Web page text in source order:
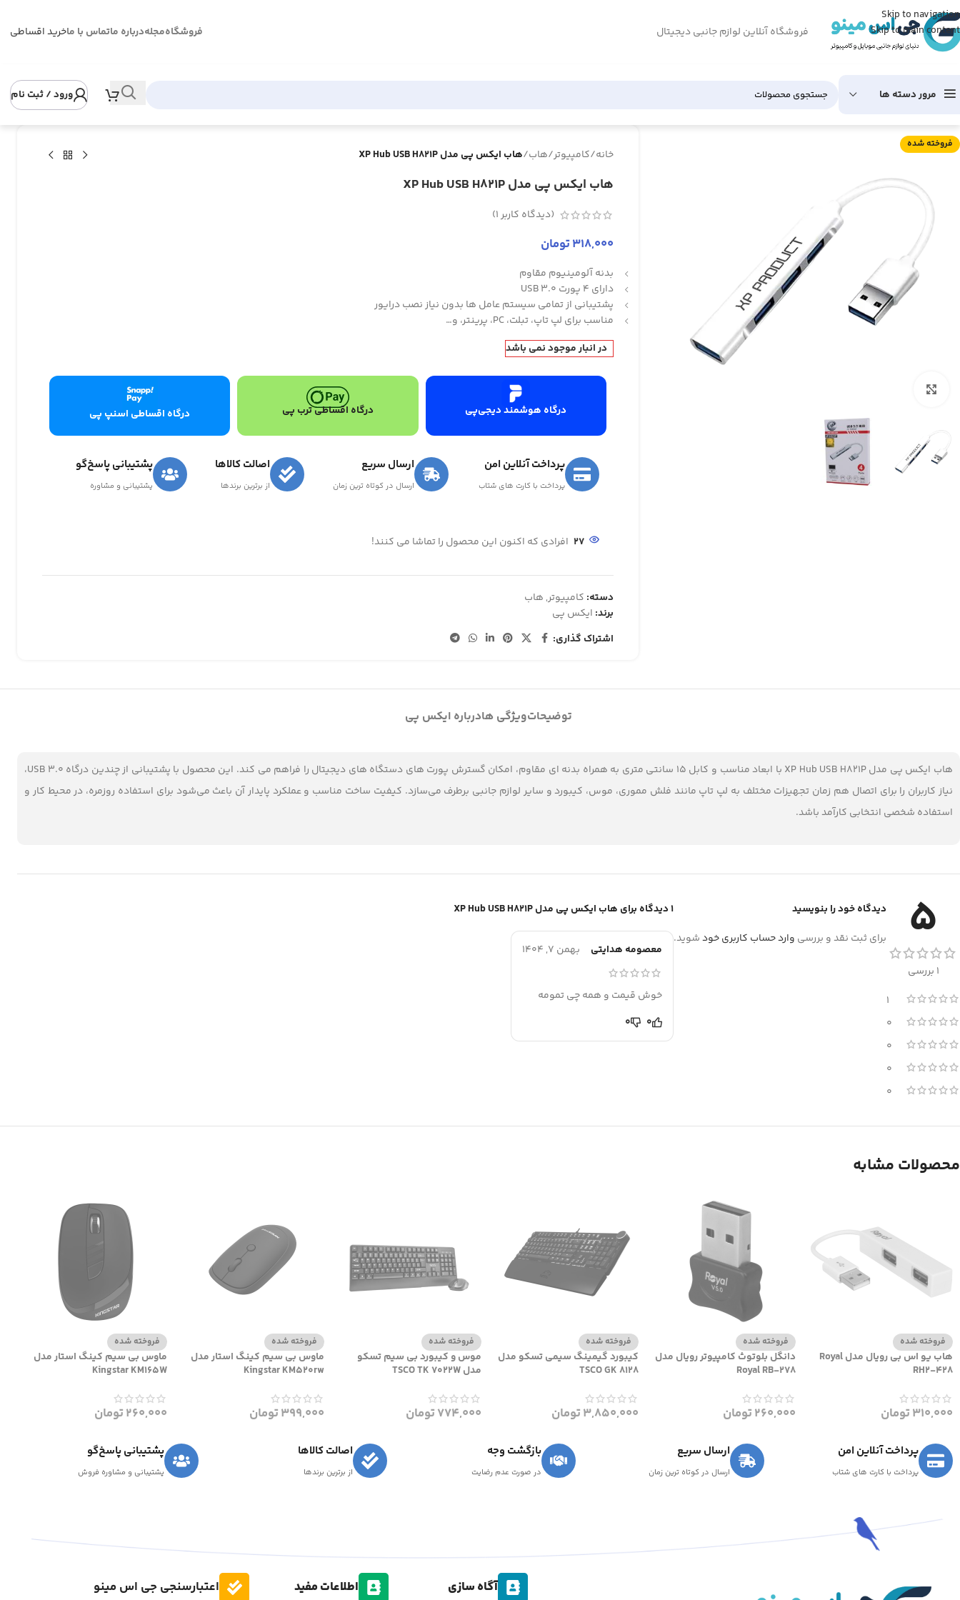
Skip to navigation
Skip to main content
فروشگاه آنلاین لوازم جانبی دیجیتال فروشگاهمجلهدرباره ماتماس با ماخرید اقساطی
مرور دسته ها ورود / ثبت نام
فروخته شده
خانه/کامپیوتر/هاب/هاب ایکس پی مدل XP Hub USB H821P
هاب ایکس پی مدل XP Hub USB H821P
(دیدگاه کاربر1
)
318,000تومان
بدنه آلومینیوم مقاوم
دارای 4 پورت USB 3.0
پشتیبانی از تمامی سیستم عامل ها بدون نیاز نصب درایور
مناسب برای لپ تاپ، تبلت، PC، پرینتر، و…
در انبار موجود نمی باشد
درگاه هوشمند دیجی‌پی درگاه اقساطی ترب پی درگاه اقساطی اسنپ پی
پرداخت آنلاین امن
پرداخت با کارت های شتاب
ارسال سریع
ارسال در کوتاه ترین زمان
اصالت کالاها
از برترین برندها
پشتیبانی پاسخ‌گو
پشتیبانی و مشاوره
27 افرادی که اکنون این محصول را تماشا می کنند!
دسته: کامپیوتر, هاب
برند: ایکس پی
اشتراک گذاری:
توضیحاتویژگی هادرباره ایکس پی
هاب ایکس پی مدل XP Hub USB H821P با ابعاد مناسب و کابل 15 سانتی متری به همراه بدنه‌ ای مقاوم، امکان گسترش پورت‌ های دستگاه‌ های دیجیتال را فراهم می‌ کند. این محصول با پشتیبانی از چندین درگاه USB 3.0،
نیاز کاربران را برای اتصال هم‌ زمان تجهیزات مختلف به لپ تاپ مانند فلش مموری، موس، کیبورد و سایر لوازم جانبی برطرف می‌سازد. کیفیت ساخت مناسب و عملکرد پایدار آن باعث می‌شود برای استفاده روزمره، در محیط کار و
استفاده شخصی انتخابی کارآمد باشد.
5
1 بررسی
1
0
0
0
0
1 دیدگاه برای هاب ایکس پی مدل XP Hub USB H821P
معصومه هدایتی بهمن 7, 1404
خوش قیمت و همه چی تمومه
0
0
دیدگاه خود را بنویسید
برای ثبت نقد و بررسی وارد حساب کاربری خودشوید.
محصولات مشابه
فروخته شده
هاب یو اس بی رویال مدل Royal
RH2-428
310,000تومان
فروخته شده
دانگل بلوتوث کامپیوتر رویال مدل
Royal RB-278
260,000تومان
فروخته شده
کیبورد گیمینگ سیمی تسکو مدل
TSCO GK 8128
3,850,000تومان
فروخته شده
موس و کیبورد بی سیم تسکو
مدل TSCO TK 7022W
774,000تومان
فروخته شده
ماوس بی سیم کینگ استار مدل
Kingstar KM520rw
399,000تومان
فروخته شده
ماوس بی سیم کینگ استار مدل
Kingstar KM165W
260,000تومان
پرداخت آنلاین امن
پرداخت با کارت های شتاب
ارسال سریع
ارسال در کوتاه ترین زمان
بازگشت وجه
در صورت عدم رضایت
اصالت کالاها
از برترین برندها
پشتیبانی پاسخ‌گو
پشتیبانی و مشاوره فروش
آگاه سازی اطلاعات مفید اعتبارسنجی جی اس مینو